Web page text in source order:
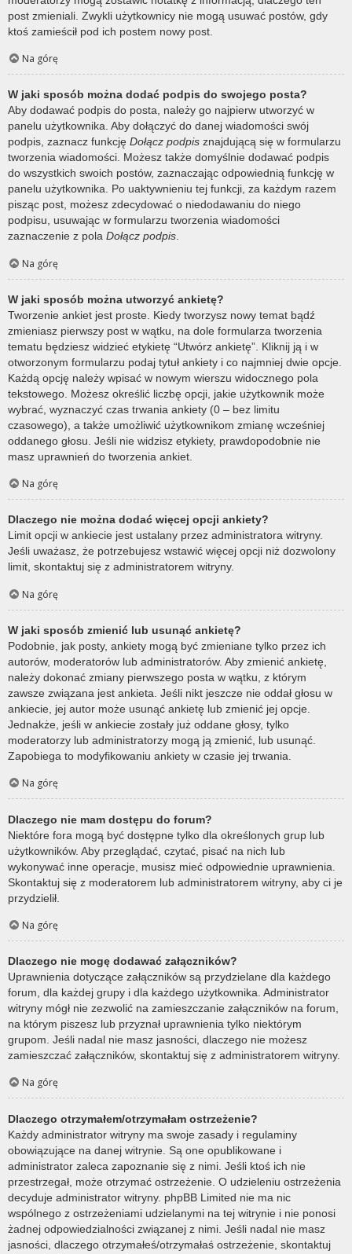
post zmieniali. Zwykli użytkownicy nie mogą usuwać postów, gdy
ktoś zamieścił pod ich postem nowy post.
Na górę
W jaki sposób można dodać podpis do swojego posta?
Aby dodawać podpis do posta, należy go najpierw utworzyć w
panelu użytkownika. Aby dołączyć do danej wiadomości swój
podpis, zaznacz funkcję Dołącz podpis znajdującą się w formularzu
tworzenia wiadomości. Możesz także domyślnie dodawać podpis
do wszystkich swoich postów, zaznaczając odpowiednią funkcję w
panelu użytkownika. Po uaktywnieniu tej funkcji, za każdym razem
pisząc post, możesz zdecydować o niedodawaniu do niego
podpisu, usuwając w formularzu tworzenia wiadomości
zaznaczenie z pola Dołącz podpis.
Na górę
W jaki sposób można utworzyć ankietę?
Tworzenie ankiet jest proste. Kiedy tworzysz nowy temat bądź
zmieniasz pierwszy post w wątku, na dole formularza tworzenia
tematu będziesz widzieć etykietę “Utwórz ankietę”. Kliknij ją i w
otworzonym formularzu podaj tytuł ankiety i co najmniej dwie opcje.
Każdą opcję należy wpisać w nowym wierszu widocznego pola
tekstowego. Możesz określić liczbę opcji, jakie użytkownik może
wybrać, wyznaczyć czas trwania ankiety (0 – bez limitu
czasowego), a także umożliwić użytkownikom zmianę wcześniej
oddanego głosu. Jeśli nie widzisz etykiety, prawdopodobnie nie
masz uprawnień do tworzenia ankiet.
Na górę
Dlaczego nie można dodać więcej opcji ankiety?
Limit opcji w ankiecie jest ustalany przez administratora witryny.
Jeśli uważasz, że potrzebujesz wstawić więcej opcji niż dozwolony
limit, skontaktuj się z administratorem witryny.
Na górę
W jaki sposób zmienić lub usunąć ankietę?
Podobnie, jak posty, ankiety mogą być zmieniane tylko przez ich
autorów, moderatorów lub administratorów. Aby zmienić ankietę,
należy dokonać zmiany pierwszego posta w wątku, z którym
zawsze związana jest ankieta. Jeśli nikt jeszcze nie oddał głosu w
ankiecie, jej autor może usunąć ankietę lub zmienić jej opcje.
Jednakże, jeśli w ankiecie zostały już oddane głosy, tylko
moderatorzy lub administratorzy mogą ją zmienić, lub usunąć.
Zapobiega to modyfikowaniu ankiety w czasie jej trwania.
Na górę
Dlaczego nie mam dostępu do forum?
Niektóre fora mogą być dostępne tylko dla określonych grup lub
użytkowników. Aby przeglądać, czytać, pisać na nich lub
wykonywać inne operacje, musisz mieć odpowiednie uprawnienia.
Skontaktuj się z moderatorem lub administratorem witryny, aby ci je
przydzielił.
Na górę
Dlaczego nie mogę dodawać załączników?
Uprawnienia dotyczące załączników są przydzielane dla każdego
forum, dla każdej grupy i dla każdego użytkownika. Administrator
witryny mógł nie zezwolić na zamieszczanie załączników na forum,
na którym piszesz lub przyznał uprawnienia tylko niektórym
grupom. Jeśli nadal nie masz jasności, dlaczego nie możesz
zamieszczać załączników, skontaktuj się z administratorem witryny.
Na górę
Dlaczego otrzymałem/otrzymałam ostrzeżenie?
Każdy administrator witryny ma swoje zasady i regulaminy
obowiązujące na danej witrynie. Są one opublikowane i
administrator zaleca zapoznanie się z nimi. Jeśli ktoś ich nie
przestrzegał, może otrzymać ostrzeżenie. O udzieleniu ostrzeżenia
decyduje administrator witryny. phpBB Limited nie ma nic
wspólnego z ostrzeżeniami udzielanymi na tej witrynie i nie ponosi
żadnej odpowiedzialności związanej z nimi. Jeśli nadal nie masz
jasności, dlaczego otrzymałeś/otrzymałaś ostrzeżenie, skontaktuj